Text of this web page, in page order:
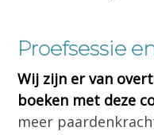
Proefsessie
Wij zijn er van
boeken met deze
meer